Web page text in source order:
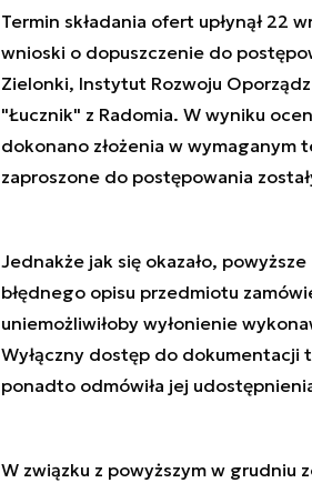
Termin składania ofert upłynął 22
wnioski o dopuszczenie do
Zielonki, Instytut Rozwoju
"Łucznik" z Radomia. W wyniku
dokonano złożenia w wymaganym
zaproszone do postępowania
Jednakże jak się okazało,
błędnego opisu przedmiotu
uniemożliwiłoby wyłonienie
Wyłączny dostęp do dokumentacji
ponadto odmówiła jej
W związku z powyższym w grudniu